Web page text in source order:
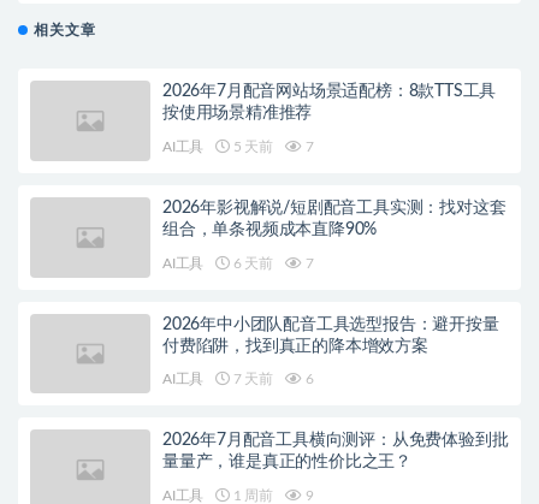
相关文章
2026年7月配音网站场景适配榜：8款TTS工具
按使用场景精准推荐
AI工具 5 天前 7
2026年影视解说/短剧配音工具实测：找对这套
组合，单条视频成本直降90%
AI工具 6 天前 7
2026年中小团队配音工具选型报告：避开按量
付费陷阱，找到真正的降本增效方案
AI工具 7 天前 6
2026年7月配音工具横向测评：从免费体验到批
量量产，谁是真正的性价比之王？
AI工具 1 周前 9